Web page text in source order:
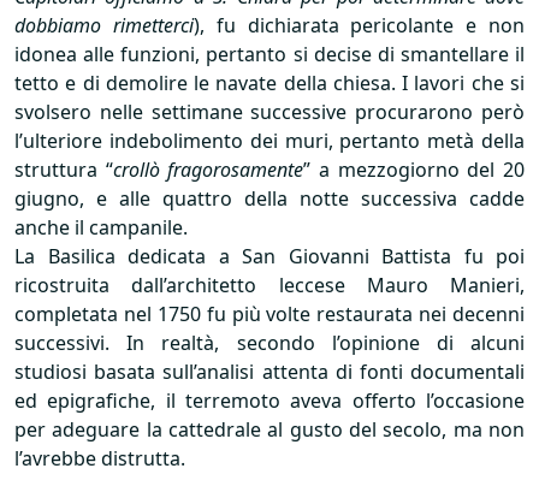
dobbiamo rimetterci), fu dichiarata pericolante e non
idonea alle funzioni, pertanto si decise di smantellare il
tetto e di demolire le navate della chiesa. I lavori che si
svolsero nelle settimane successive procurarono però
l’ulteriore indebolimento dei muri, pertanto metà della
struttura “crollò fragorosamente” a mezzogiorno del 20
giugno, e alle quattro della notte successiva cadde
anche il campanile.
La Basilica dedicata a San Giovanni Battista fu poi
ricostruita dall’architetto leccese Mauro Manieri,
completata nel 1750 fu più volte restaurata nei decenni
successivi. In realtà, secondo l’opinione di alcuni
studiosi basata sull’analisi attenta di fonti documentali
ed epigrafiche, il terremoto aveva offerto l’occasione
per adeguare la cattedrale al gusto del secolo, ma non
l’avrebbe distrutta.